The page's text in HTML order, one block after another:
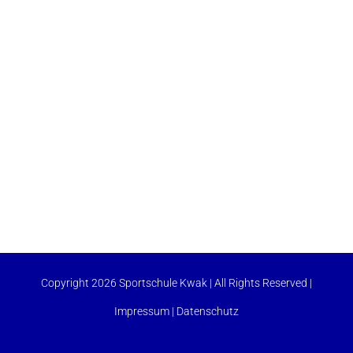
Copyright 2026 Sportschule Kwak | All Rights Reserved |
Impressum | Datenschutz